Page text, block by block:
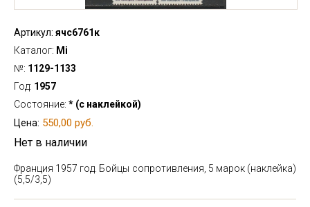
Артикул: ячс6761к
Каталог: Mi
№: 1129-1133
Год: 1957
Состояние: * (с наклейкой)
Цена: 550,00 руб.
Нет в наличии
Франция 1957 год. Бойцы сопротивления, 5 марок (наклейка)
(5,5/3,5)